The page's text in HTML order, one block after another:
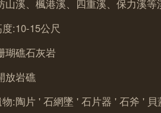
山溪、楓港溪、四重溪、保力溪等
:10-15公尺
瑚礁石灰岩
放岩礁
:陶片 ' 石網墜 ' 石片器 ' 石斧 '